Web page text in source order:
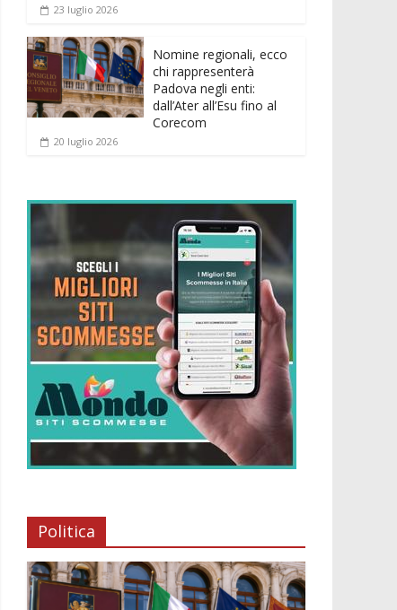
23 luglio 2026
Nomine regionali, ecco
chi rappresenterà
Padova negli enti:
dall’Ater all’Esu fino al
Corecom
20 luglio 2026
Politica